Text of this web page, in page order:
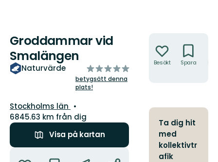
Groddammar vid
Smalängen
Naturvärde
av
5
stjärnor
betygsätt denna
plats!
Län:
Stockholms län
6845.63 km från dig
Visa på kartan
Besökt Spara
Ta dig hit
med
kollektivtr
afik